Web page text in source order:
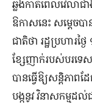
ឆ្លងកាត់ពេលវេលាជ
ឱកាសនេះ សម្ដេចប
ជាតិថា រដ្ឋប្រហារ
ខ្សែញាក់របស់បរទេ
បានធ្វើឱ្យសន្តិភាព
បង្កនូវ វិនាសកម្ម